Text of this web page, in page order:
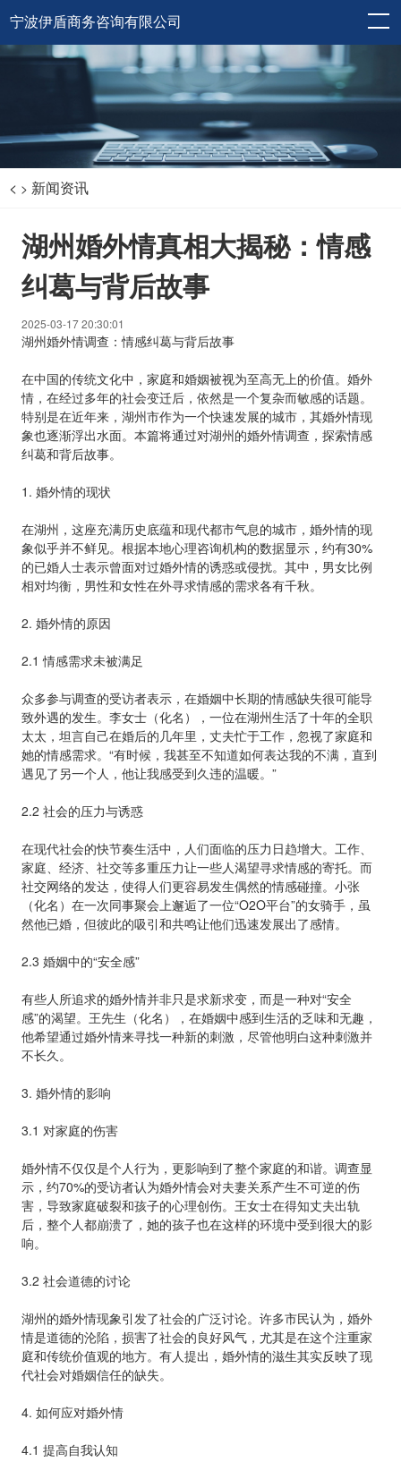
宁波伊盾商务咨询有限公司
< > 新闻资讯
湖州婚外情真相大揭秘：情感
纠葛与背后故事
2025-03-17 20:30:01
湖州婚外情调查：情感纠葛与背后故事
在中国的传统文化中，家庭和婚姻被视为至高无上的价值。婚外
情，在经过多年的社会变迁后，依然是一个复杂而敏感的话题。
特别是在近年来，湖州市作为一个快速发展的城市，其婚外情现
象也逐渐浮出水面。本篇将通过对湖州的婚外情调查，探索情感
纠葛和背后故事。
1. 婚外情的现状
在湖州，这座充满历史底蕴和现代都市气息的城市，婚外情的现
象似乎并不鲜见。根据本地心理咨询机构的数据显示，约有30%
的已婚人士表示曾面对过婚外情的诱惑或侵扰。其中，男女比例
相对均衡，男性和女性在外寻求情感的需求各有千秋。
2. 婚外情的原因
2.1 情感需求未被满足
众多参与调查的受访者表示，在婚姻中长期的情感缺失很可能导
致外遇的发生。李女士（化名），一位在湖州生活了十年的全职
太太，坦言自己在婚后的几年里，丈夫忙于工作，忽视了家庭和
她的情感需求。“有时候，我甚至不知道如何表达我的不满，直到
遇见了另一个人，他让我感受到久违的温暖。”
2.2 社会的压力与诱惑
在现代社会的快节奏生活中，人们面临的压力日趋增大。工作、
家庭、经济、社交等多重压力让一些人渴望寻求情感的寄托。而
社交网络的发达，使得人们更容易发生偶然的情感碰撞。小张
（化名）在一次同事聚会上邂逅了一位“O2O平台”的女骑手，虽
然他已婚，但彼此的吸引和共鸣让他们迅速发展出了感情。
2.3 婚姻中的“安全感”
有些人所追求的婚外情并非只是求新求变，而是一种对“安全
感”的渴望。王先生（化名），在婚姻中感到生活的乏味和无趣，
他希望通过婚外情来寻找一种新的刺激，尽管他明白这种刺激并
不长久。
3. 婚外情的影响
3.1 对家庭的伤害
婚外情不仅仅是个人行为，更影响到了整个家庭的和谐。调查显
示，约70%的受访者认为婚外情会对夫妻关系产生不可逆的伤
害，导致家庭破裂和孩子的心理创伤。王女士在得知丈夫出轨
后，整个人都崩溃了，她的孩子也在这样的环境中受到很大的影
响。
3.2 社会道德的讨论
湖州的婚外情现象引发了社会的广泛讨论。许多市民认为，婚外
情是道德的沦陷，损害了社会的良好风气，尤其是在这个注重家
庭和传统价值观的地方。有人提出，婚外情的滋生其实反映了现
代社会对婚姻信任的缺失。
4. 如何应对婚外情
4.1 提高自我认知